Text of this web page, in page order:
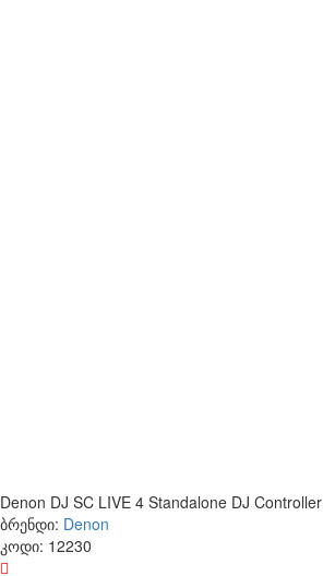
Denon DJ SC LIVE 4 Standalone DJ Controller
ბრენდი: Denon
კოდი: 12230